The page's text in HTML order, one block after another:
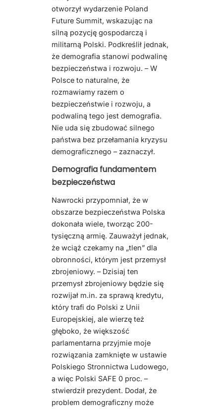
otworzył wydarzenie Poland
Future Summit, wskazując na
silną pozycję gospodarczą i
militarną Polski. Podkreślił jednak,
że demografia stanowi podwalinę
bezpieczeństwa i rozwoju. – W
Polsce to naturalne, że
rozmawiamy razem o
bezpieczeństwie i rozwoju, a
podwaliną tego jest demografia.
Nie uda się zbudować silnego
państwa bez przełamania kryzysu
demograficznego – zaznaczył.
Demografia fundamentem
bezpieczeństwa
Nawrocki przypomniał, że w
obszarze bezpieczeństwa Polska
dokonała wiele, tworząc 200-
tysięczną armię. Zauważył jednak,
że wciąż czekamy na „tlen” dla
obronności, którym jest przemysł
zbrojeniowy. – Dzisiaj ten
przemysł zbrojeniowy będzie się
rozwijał m.in. za sprawą kredytu,
który trafi do Polski z Unii
Europejskiej, ale wierzę też
głęboko, że większość
parlamentarna przyjmie moje
rozwiązania zamknięte w ustawie
Polskiego Stronnictwa Ludowego,
a więc Polski SAFE 0 proc. –
stwierdził prezydent. Dodał, że
problem demograficzny może